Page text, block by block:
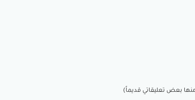
بعض تعليقاتي قديماً)